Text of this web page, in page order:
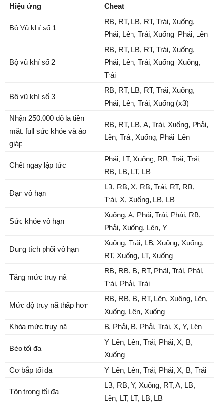
Hiệu ứng Cheat
Bộ Vũ khí số 1
RB, RT, LB, RT, Trái, Xuống,
Phải, Lên, Trái, Xuống, Phải, Lên
Bộ vũ khí số 2
RB, RT, LB, RT, Trái, Xuống,
Phải, Lên, Trái, Xuống, Xuống,
Trái
Bộ vũ khí số 3
RB, RT, LB, RT, Trái, Xuống,
Phải, Lên, Trái, Xuống (x3)
Nhận 250.000 đô la tiền
mặt, full sức khỏe và áo
giáp
RB, RT, LB, A, Trái, Xuống, Phải,
Lên, Trái, Xuống, Phải, Lên
Chết ngay lập tức
Phải, LT, Xuống, RB, Trái, Trái,
RB, LB, LT, LB
Đạn vô hạn
LB, RB, X, RB, Trái, RT, RB,
Trái, X, Xuống, LB, LB
Sức khỏe vô hạn
Xuống, A, Phải, Trái, Phải, RB,
Phải, Xuống, Lên, Y
Dung tích phổi vô hạn
Xuống, Trái, LB, Xuống, Xuống,
RT, Xuống, LT, Xuống
Tăng mức truy nã
RB, RB, B, RT, Phải, Trái, Phải,
Trái, Phải, Trái
Mức độ truy nã thấp hơn
RB, RB, B, RT, Lên, Xuống, Lên,
Xuống, Lên, Xuống
Khóa mức truy nã
B, Phải, B, Phải, Trái, X, Y, Lên
Béo tối đa
Y, Lên, Lên, Trái, Phải, X, B,
Xuống
Cơ bắp tối đa
Y, Lên, Lên, Trái, Phải, X, B, Trái
Tôn trọng tối đa
LB, RB, Y, Xuống, RT, A, LB,
Lên, LT, LT, LB, LB